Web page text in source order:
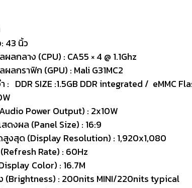
43 นิ้ว
ลกลาง (CPU) : CA55 × 4 @ 1.1Ghz
ลกราฟิก (GPU) : Mali G31MC2
: DDR SIZE :1.5GB DDR integrated / eMMC
Power Output) : 2x10W
ดงผล (Panel Size) : 16:9
สูงสุด (Display Resolution) : 1,920x1,080
Rate) : 60Hz
Color) : 16.7M
(Brightness) : 200nits MINI/220nits typical